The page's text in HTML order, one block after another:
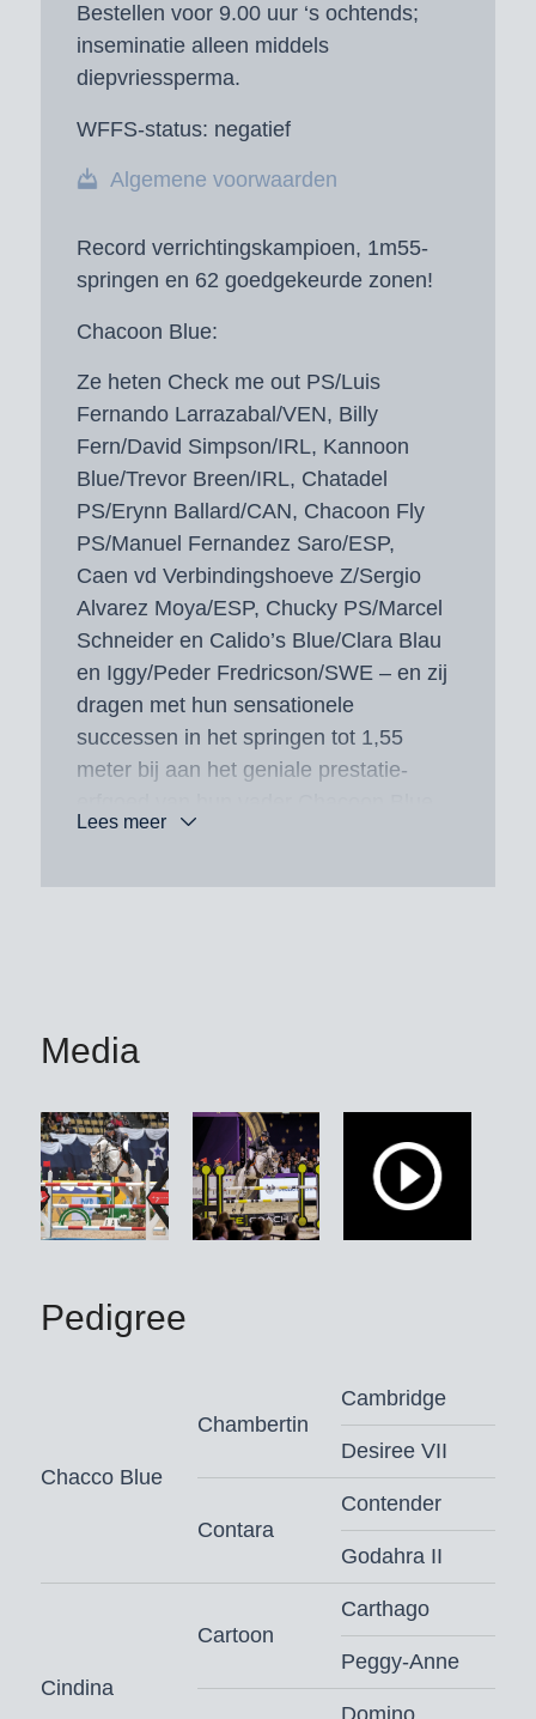
Bestellen voor 9.00 uur ‘s ochtends;
inseminatie alleen middels
diepvriessperma.
WFFS-status: negatief
Algemene voorwaarden
Record verrichtingskampioen, 1m55-
springen en 62 goedgekeurde zonen!
Chacoon Blue:
Ze heten Check me out PS/Luis
Fernando Larrazabal/VEN, Billy
Fern/David Simpson/IRL, Kannoon
Blue/Trevor Breen/IRL, Chatadel
PS/Erynn Ballard/CAN, Chacoon Fly
PS/Manuel Fernandez Saro/ESP,
Caen vd Verbindingshoeve Z/Sergio
Alvarez Moya/ESP, Chucky PS/Marcel
Schneider en Calido’s Blue/Clara Blau
en Iggy/Peder Fredricson/SWE – en zij
dragen met hun sensationele
successen in het springen tot 1,55
meter bij aan het geniale prestatie-
in de arena’s over de hele wereld.
BW/Marco Kutscher, zilver bij het
Clevermind Axelhoeve Z.
En dan is er nog een succes voor de
geschiedenisboeken: in 2024 leverde
Chacoon Blue met Chacoona
Bundeskampioenen van de zes-
springpaarden. Beide talenten zetten
hun carrière al internationaal voort.
Meer dan 60 goedgekeurde zonen
staan reeds voor Chacoon Blue te
boek. Chacoon Blue levert ook steeds
weer sensationele veilingtoppers. Zo
werd zijn dochter Chacoontilotta PS
voor 3,5 miljoen euro de prijstopper
Lees meer
Media
Pedigree
Chacco Blue
Chambertin
Cambridge
Desiree VII
Contara
Contender
Godahra II
Cindina
Cartoon
Carthago
Peggy-Anne